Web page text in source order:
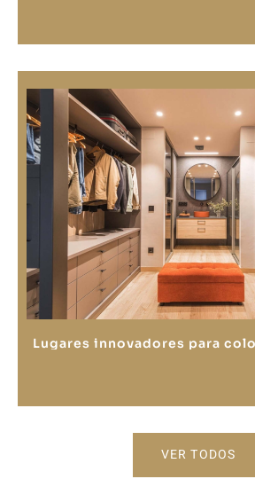
Lugares innovadores para
VER TODOS